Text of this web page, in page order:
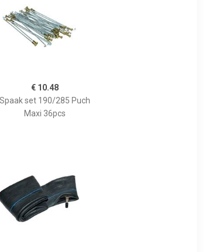
€ 10.48
Spaak set 190/285 Puch
Maxi 36pcs